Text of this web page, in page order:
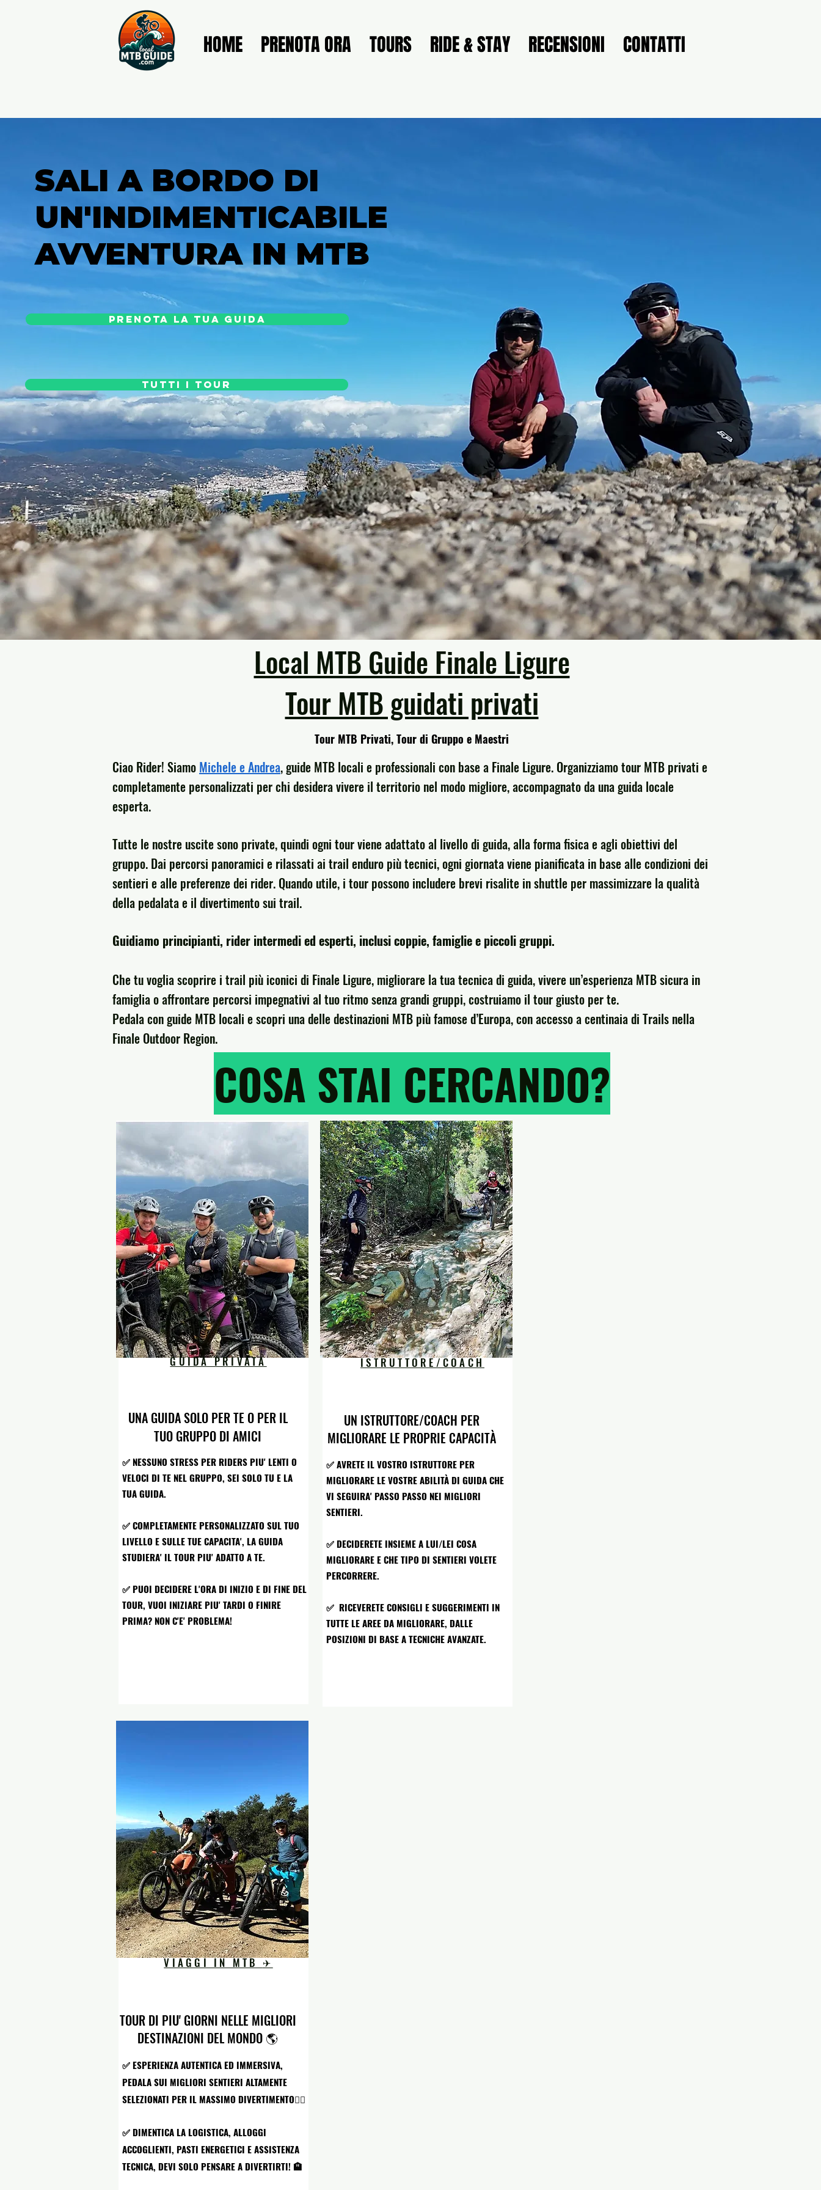
HOME PRENOTA ORA TOURS RIDE & STAY RECENSIONI CONTATTI
SALI A BORDO DI
UN'INDIMENTICABILE
AVVENTURA IN MTB
PRENOTA LA TUA GUIDA
TUTTI I TOUR
Local MTB Guide Finale Ligure
Tour MTB guidati privati
Tour MTB Privati, Tour di Gruppo e Maestri
Ciao Rider! Siamo Michele e Andrea, guide MTB locali e professionali con base a Finale Ligure. Organizziamo tour MTB privati e
completamente personalizzati per chi desidera vivere il territorio nel modo migliore, accompagnato da una guida locale
esperta.
Tutte le nostre uscite sono private, quindi ogni tour viene adattato al livello di guida, alla forma fisica e agli obiettivi del
gruppo. Dai percorsi panoramici e rilassati ai trail enduro più tecnici, ogni giornata viene pianificata in base alle condizioni dei
sentieri e alle preferenze dei rider. Quando utile, i tour possono includere brevi risalite in shuttle per massimizzare la qualità
della pedalata e il divertimento sui trail.
Guidiamo principianti, rider intermedi ed esperti, inclusi coppie, famiglie e piccoli gruppi.
Che tu voglia scoprire i trail più iconici di Finale Ligure, migliorare la tua tecnica di guida, vivere un’esperienza MTB sicura in
famiglia o affrontare percorsi impegnativi al tuo ritmo senza grandi gruppi, costruiamo il tour giusto per te.
Pedala con guide MTB locali e scopri una delle destinazioni MTB più famose d’Europa, con accesso a centinaia di Trails nella
Finale Outdoor Region.
COSA STAI CERCANDO?
GUIDA PRIVATA
UNA GUIDA SOLO PER TE O PER IL
TUO GRUPPO DI AMICI
✅ NESSUNO STRESS PER RIDERS PIU' LENTI O
VELOCI DI TE NEL GRUPPO, SEI SOLO TU E LA
TUA GUIDA.
✅ COMPLETAMENTE PERSONALIZZATO SUL TUO
LIVELLO E SULLE TUE CAPACITA', LA GUIDA
STUDIERA' IL TOUR PIU' ADATTO A TE.
✅ PUOI DECIDERE L'ORA DI INIZIO E DI FINE DEL
TOUR, VUOI INIZIARE PIU' TARDI O FINIRE
PRIMA? NON C'E' PROBLEMA!
ISTRUTTORE/COACH
UN ISTRUTTORE/COACH PER
MIGLIORARE LE PROPRIE CAPACITÀ
✅ AVRETE IL VOSTRO ISTRUTTORE PER
MIGLIORARE LE VOSTRE ABILITÀ DI GUIDA CHE
VI SEGUIRA' PASSO PASSO NEI MIGLIORI
SENTIERI.
✅ DECIDERETE INSIEME A LUI/LEI COSA
MIGLIORARE E CHE TIPO DI SENTIERI VOLETE
PERCORRERE.
✅ RICEVERETE CONSIGLI E SUGGERIMENTI IN
TUTTE LE AREE DA MIGLIORARE, DALLE
POSIZIONI DI BASE A TECNICHE AVANZATE.
VIAGGI IN MTB✈︎
TOUR DI PIU' GIORNI NELLE MIGLIORI
DESTINAZIONI DEL MONDO 🌎
✅ ESPERIENZA AUTENTICA ED IMMERSIVA,
PEDALA SUI MIGLIORI SENTIERI ALTAMENTE
SELEZIONATI PER IL MASSIMO DIVERTIMENTO🚵‍♂️
✅ DIMENTICA LA LOGISTICA, ALLOGGI
ACCOGLIENTI, PASTI ENERGETICI E ASSISTENZA
TECNICA, DEVI SOLO PENSARE A DIVERTIRTI! 🏨